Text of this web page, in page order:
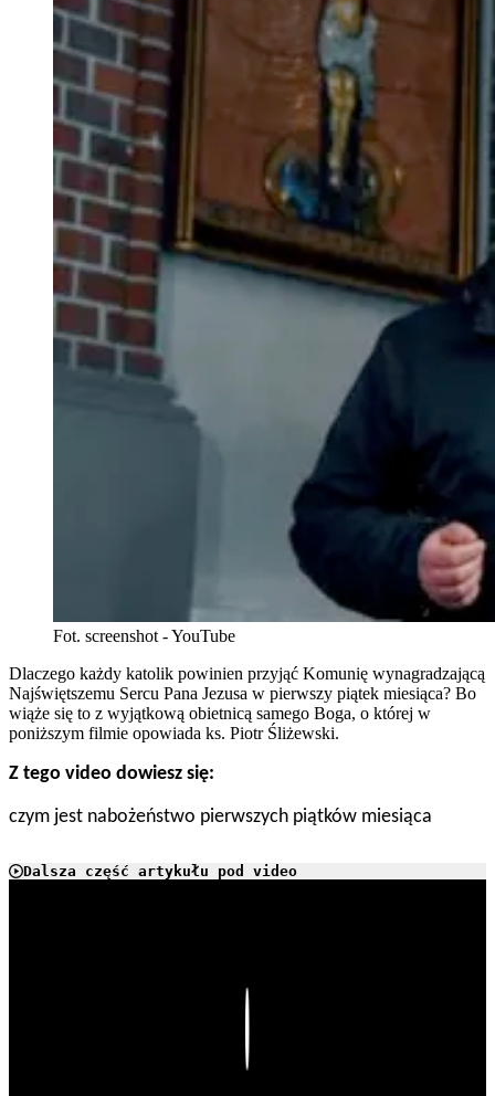
Fot. screenshot - YouTube
Dlaczego każdy katolik powinien przyjąć Komunię wynagradzającą
Najświętszemu Sercu Pana Jezusa w pierwszy piątek miesiąca? Bo
wiąże się to z wyjątkową obietnicą samego Boga, o której w
poniższym filmie opowiada ks. Piotr Śliżewski.
Z tego video dowiesz się:
czym jest nabożeństwo pierwszych piątków miesiąca
Dalsza część artykułu pod video